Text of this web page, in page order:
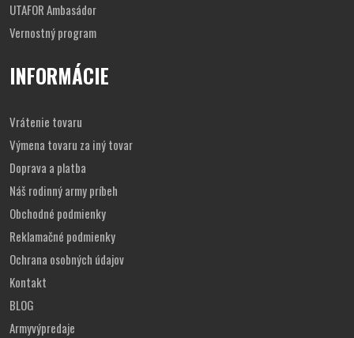
UTAFOR Ambasádor
Vernostný program
INFORMÁCIE
Vrátenie tovaru
Výmena tovaru za iný tovar
Doprava a platba
Náš rodinný army príbeh
Obchodné podmienky
Reklamačné podmienky
Ochrana osobných údajov
Kontakt
BLOG
Armyvýpredaje